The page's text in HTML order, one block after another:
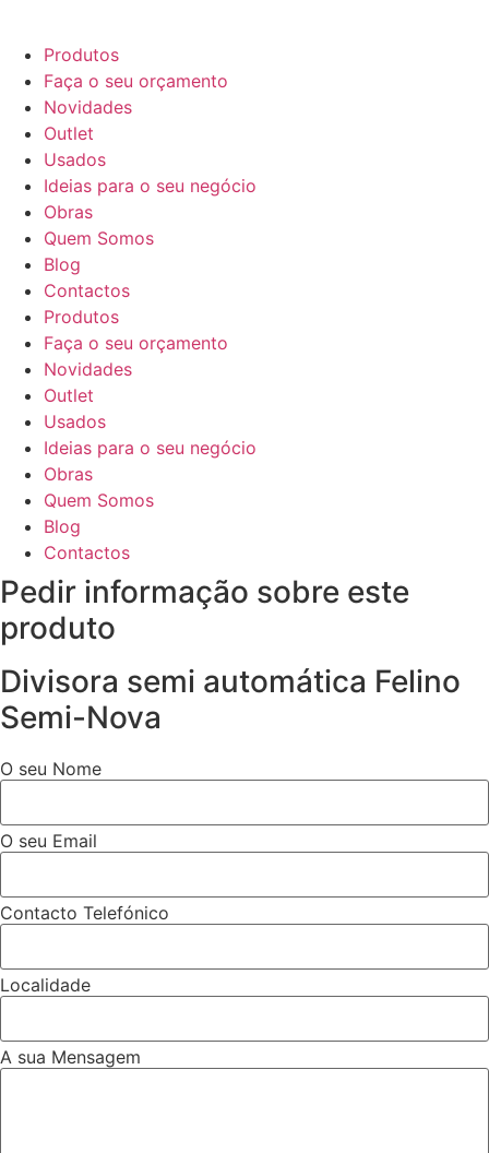
Produtos
Faça o seu orçamento
Novidades
Outlet
Usados
Ideias para o seu negócio
Obras
Quem Somos
Blog
Contactos
Produtos
Faça o seu orçamento
Novidades
Outlet
Usados
Ideias para o seu negócio
Obras
Quem Somos
Blog
Contactos
Pedir informação sobre este
produto
Divisora semi automática Felino
Semi-Nova
O seu Nome
O seu Email
Contacto Telefónico
Localidade
A sua Mensagem